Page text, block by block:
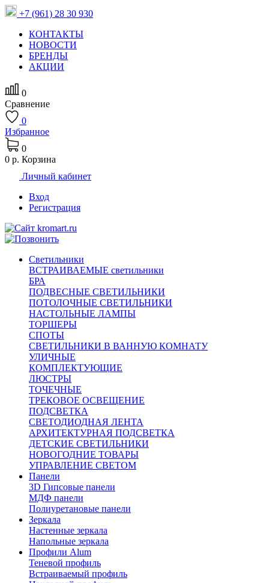
+7 (961) 28 30 930
КОНТАКТЫ
НОВОСТИ
БРЕНДЫ
АКЦИИ
0
Сравнение
0
Избранное
0
0 р. Корзина
Личный кабинет
Вход
Регистрация
Светильники
ВСТРАИВАЕМЫЕ светильники
БРА
ПОДВЕСНЫЕ СВЕТИЛЬНИКИ
ПОТОЛОЧНЫЕ СВЕТИЛЬНИКИ
НАСТОЛЬНЫЕ ЛАМПЫ
ТОРШЕРЫ
СПОТЫ
СВЕТИЛЬНИКИ В ВАННУЮ КОМНАТУ
УЛИЧНЫЕ
КОМПЛЕКТУЮЩИЕ
ЛЮСТРЫ
ТОЧЕЧНЫЕ
ТРЕКОВОЕ ОСВЕЩЕНИЕ
ПОДСВЕТКА
СВЕТОДИОДНАЯ ЛЕНТА
АРХИТЕКТУРНАЯ ПОДСВЕТКА
ДЕТСКИЕ СВЕТИЛЬНИКИ
НОВОГОДНИЕ ТОВАРЫ
УПРАВЛЕНИЕ СВЕТОМ
Панели
3D Гипсовые панели
МДФ панели
Полиуретановые панели
Зеркала
Настенные зеркала
Напольные зеркала
Профили Alum
Теневой профиль
Встраиваемый профиль